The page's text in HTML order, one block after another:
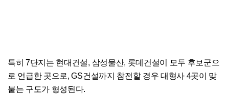
특히 7단지는 현대건설, 삼성물산, 롯데건설이 모두 후보군으
로 언급한 곳으로, GS건설까지 참전할 경우 대형사 4곳이 맞
붙는 구도가 형성된다.